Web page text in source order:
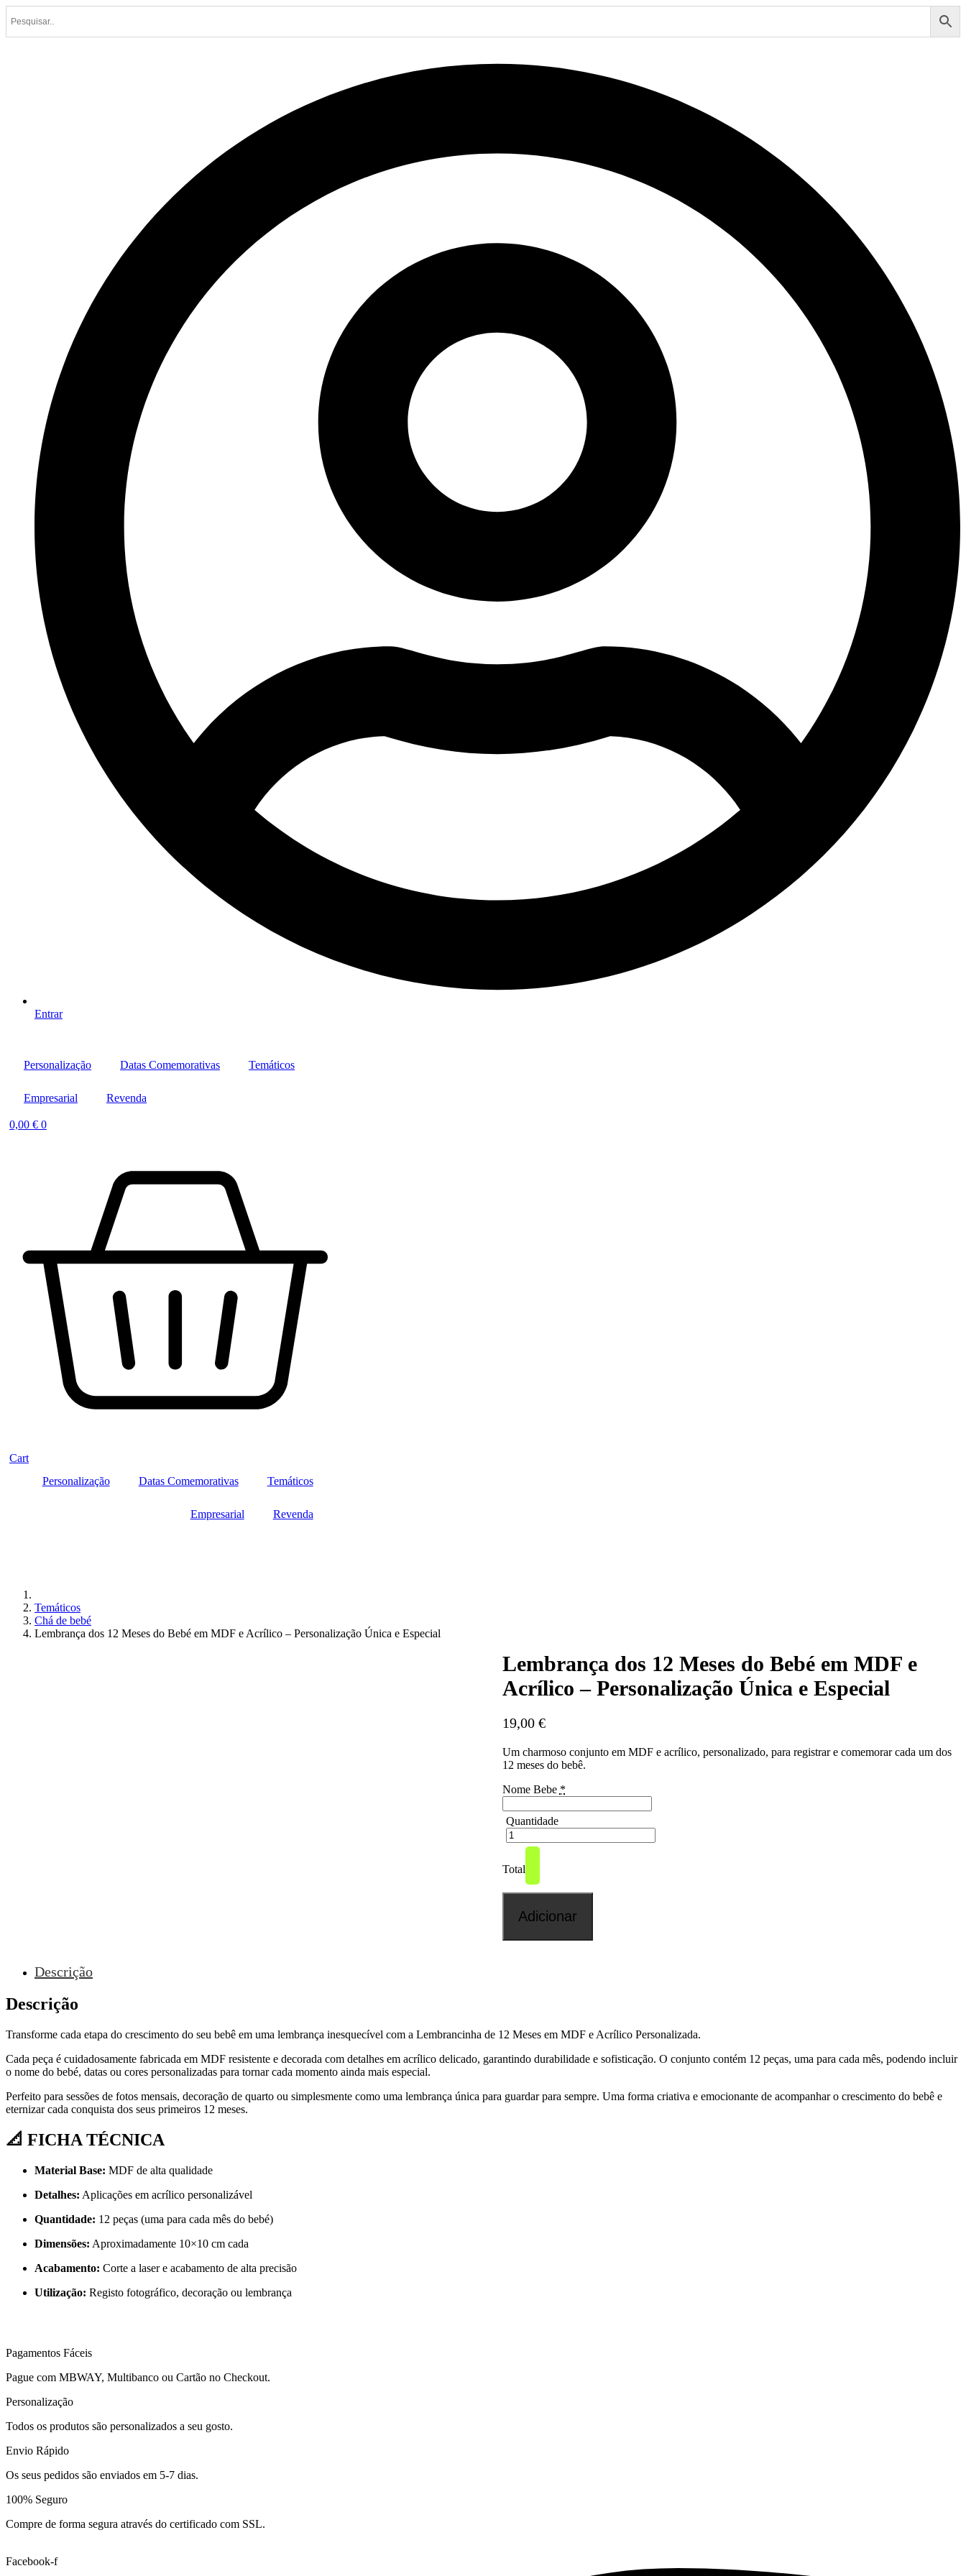
Entrar
Personalização Datas Comemorativas Temáticos
Empresarial Revenda
0,00 € 0
Cart
Personalização
Datas Comemorativas Temáticos
Empresarial Revenda
Temáticos
Chá de bebé
Lembrança dos 12 Meses do Bebé em MDF e Acrílico – Personalização Única e Especial
Lembrança dos 12 Meses do Bebé em MDF e
Acrílico – Personalização Única e Especial
19,00 €
Um charmoso conjunto em MDF e acrílico, personalizado, para registrar e comemorar cada um dos
12 meses do bebê.
Nome Bebe *
Quantidade
Total
Adicionar
Descrição
Descrição
Transforme cada etapa do crescimento do seu bebê em uma lembrança inesquecível com a Lembrancinha de 12 Meses em MDF e Acrílico Personalizada.
Cada peça é cuidadosamente fabricada em MDF resistente e decorada com detalhes em acrílico delicado, garantindo durabilidade e sofisticação. O conjunto contém 12 peças, uma para cada mês, podendo incluir
o nome do bebé, datas ou cores personalizadas para tornar cada momento ainda mais especial.
Perfeito para sessões de fotos mensais, decoração de quarto ou simplesmente como uma lembrança única para guardar para sempre. Uma forma criativa e emocionante de acompanhar o crescimento do bebê e
eternizar cada conquista dos seus primeiros 12 meses.
📐 FICHA TÉCNICA
Material Base: MDF de alta qualidade
Detalhes: Aplicações em acrílico personalizável
Quantidade: 12 peças (uma para cada mês do bebé)
Dimensões: Aproximadamente 10×10 cm cada
Acabamento: Corte a laser e acabamento de alta precisão
Utilização: Registo fotográfico, decoração ou lembrança
Pagamentos Fáceis
Pague com MBWAY, Multibanco ou Cartão no Checkout.
Personalização
Todos os produtos são personalizados a seu gosto.
Envio Rápido
Os seus pedidos são enviados em 5-7 dias.
100% Seguro
Compre de forma segura através do certificado com SSL.
Facebook-f